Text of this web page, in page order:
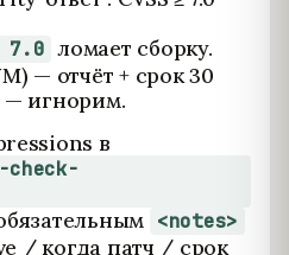
7.0 ломает сборку.
— отчёт + срок 30
— игнорим.
в
check-
<notes>
/ когда патч / срок